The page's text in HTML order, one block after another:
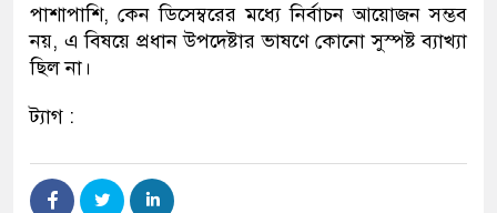
পাশাপাশি, কেন ডিসেম্বরের মধ্যে নির্বাচন আয়োজন সম্ভব
নয়, এ বিষয়ে প্রধান উপদেষ্টার ভাষণে কোনো সুস্পষ্ট ব্যাখ্যা
ছিল না।
ট্যাগ :